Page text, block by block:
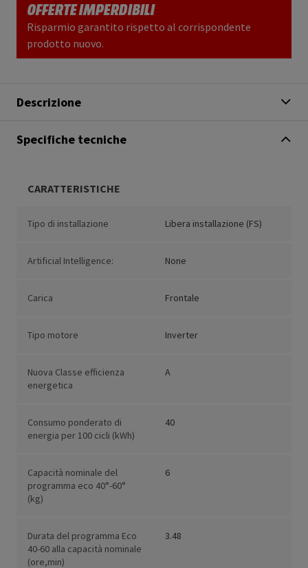
OFFERTE IMPERDIBILI
Risparmio garantito rispetto al corrispondente
prodotto nuovo.
Descrizione
Specifiche tecniche
CARATTERISTICHE
Tipo di installazione Libera installazione (FS)
Artificial Intelligence: None
Carica Frontale
Tipo motore Inverter
Nuova Classe efficienza
energetica
A
Consumo ponderato di
energia per 100 cicli (kWh)
40
Capacità nominale del
programma eco 40°-60°
(kg)
6
Durata del programma Eco
40-60 alla capacità nominale
(ore,min)
3.48